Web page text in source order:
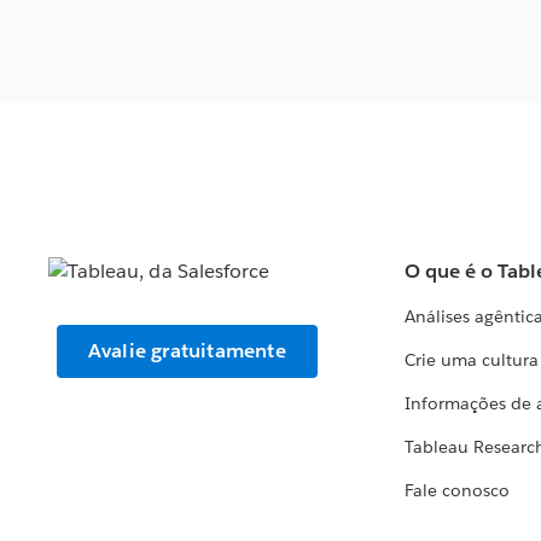
Avalie gratuitamente
O que é o
Análises
Crie uma
Informações de
Tableau
Fale conosco